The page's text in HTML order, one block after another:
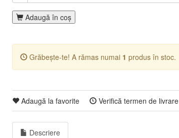
Adaugă în coş
Grăbește-te! A rămas numai 1 produs în stoc.
Adaugă la favorite Verifică termen de livrare
Descriere